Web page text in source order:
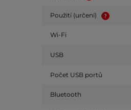
Použití (určení)
Wi-Fi
USB
Počet USB portů
Bluetooth